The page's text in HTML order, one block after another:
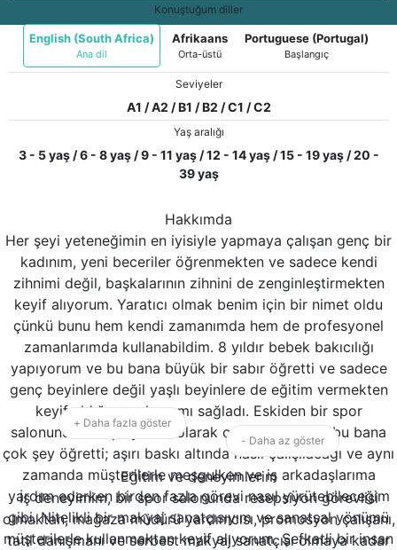
Konuştuğum diller
English (South Africa)
Ana dil
Afrikaans
Orta-üstü
Portuguese (Portugal)
Başlangıç
Seviyeler
A1 / A2 / B1 / B2 / C1 / C2
Yaş aralığı
3 - 5 yaş / 6 - 8 yaş / 9 - 11 yaş / 12 - 14 yaş / 15 - 19 yaş / 20 -
39 yaş
Hakkımda
Her şeyi yeteneğimin en iyisiyle yapmaya çalışan genç bir
kadınım, yeni beceriler öğrenmekten ve sadece kendi
zihnimi değil, başkalarının zihnini de zenginleştirmekten
keyif alıyorum. Yaratıcı olmak benim için bir nimet oldu
çünkü bunu hem kendi zamanımda hem de profesyonel
zamanlarımda kullanabildim. 8 yıldır bebek bakıcılığı
yapıyorum ve bu bana büyük bir sabır öğretti ve sadece
genç beyinlere değil yaşlı beyinlere de eğitim vermekten
keyif aldığımı anlamamı sağladı. Eskiden bir spor
salonunda resepsiyonist olarak çalışıyordum ve bu bana
çok şey öğretti; aşırı baskı altında nasıl çalışılacağı ve aynı
zamanda müşterilerle meşgulken ve iş arkadaşlarıma
yardım ederken birden fazla görevi nasıl yürütebileceğim
gibi. Nitelikli bir makyaj sanatçısıyım ve sanatsal yönümü
müşterilerle kullanmaktan keyif alıyorum. Şefkatli bir insan
+ Daha fazla göster
- Daha az göster
Eğitim ve deneyimlerim
İş deneyimim, bir spor salonunda resepsiyon görevlisi
olmaktan, mağaza müdürü yardımcısı, promosyon çalışanı,
tatil danışmanı ve serbest makyaj sanatçısı olmaya kadar